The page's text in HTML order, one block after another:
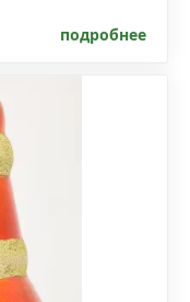
подробнее